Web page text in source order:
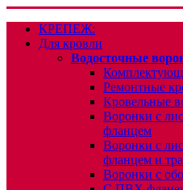
КРЕПЕЖ:
Для кровли
Водосточные
Ремонтные
Кровельные
Воронки с
фланцем
Воронки с
фланцем и
Воронки с